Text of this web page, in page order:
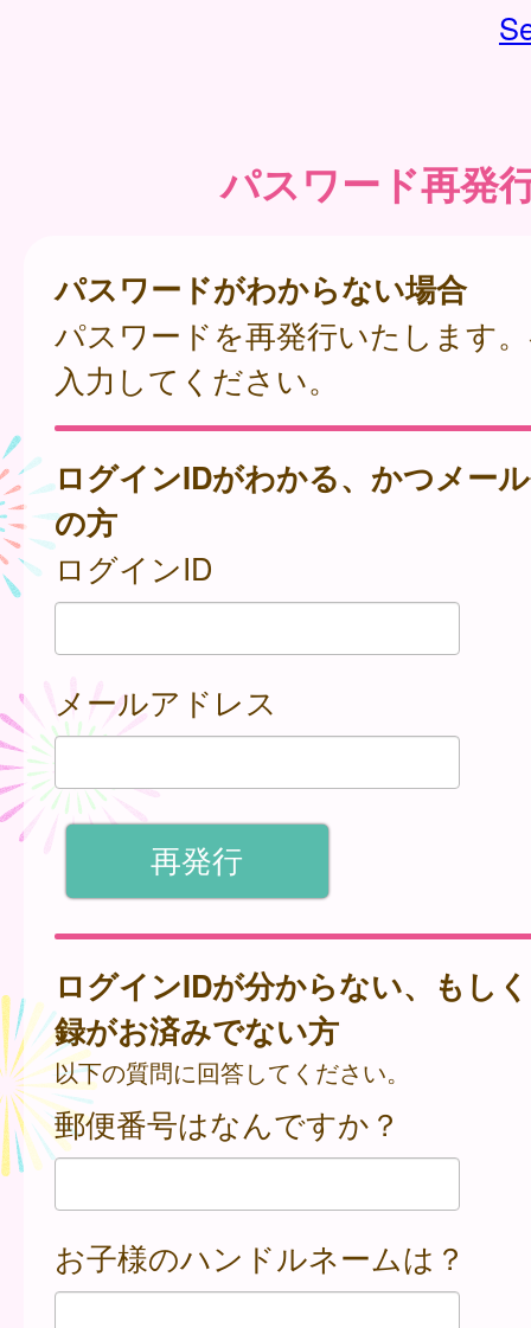
パスワード再発
パスワードがわからない場合
パスワードを再発行いたします
入力してください。
ログインIDがわかる、かつメー
の方
ログインID
メールアドレス
ログインIDが分からない、もし
録がお済みでない方
以下の質問に回答してください。
郵便番号はなんですか？
お子様のハンドルネームは？